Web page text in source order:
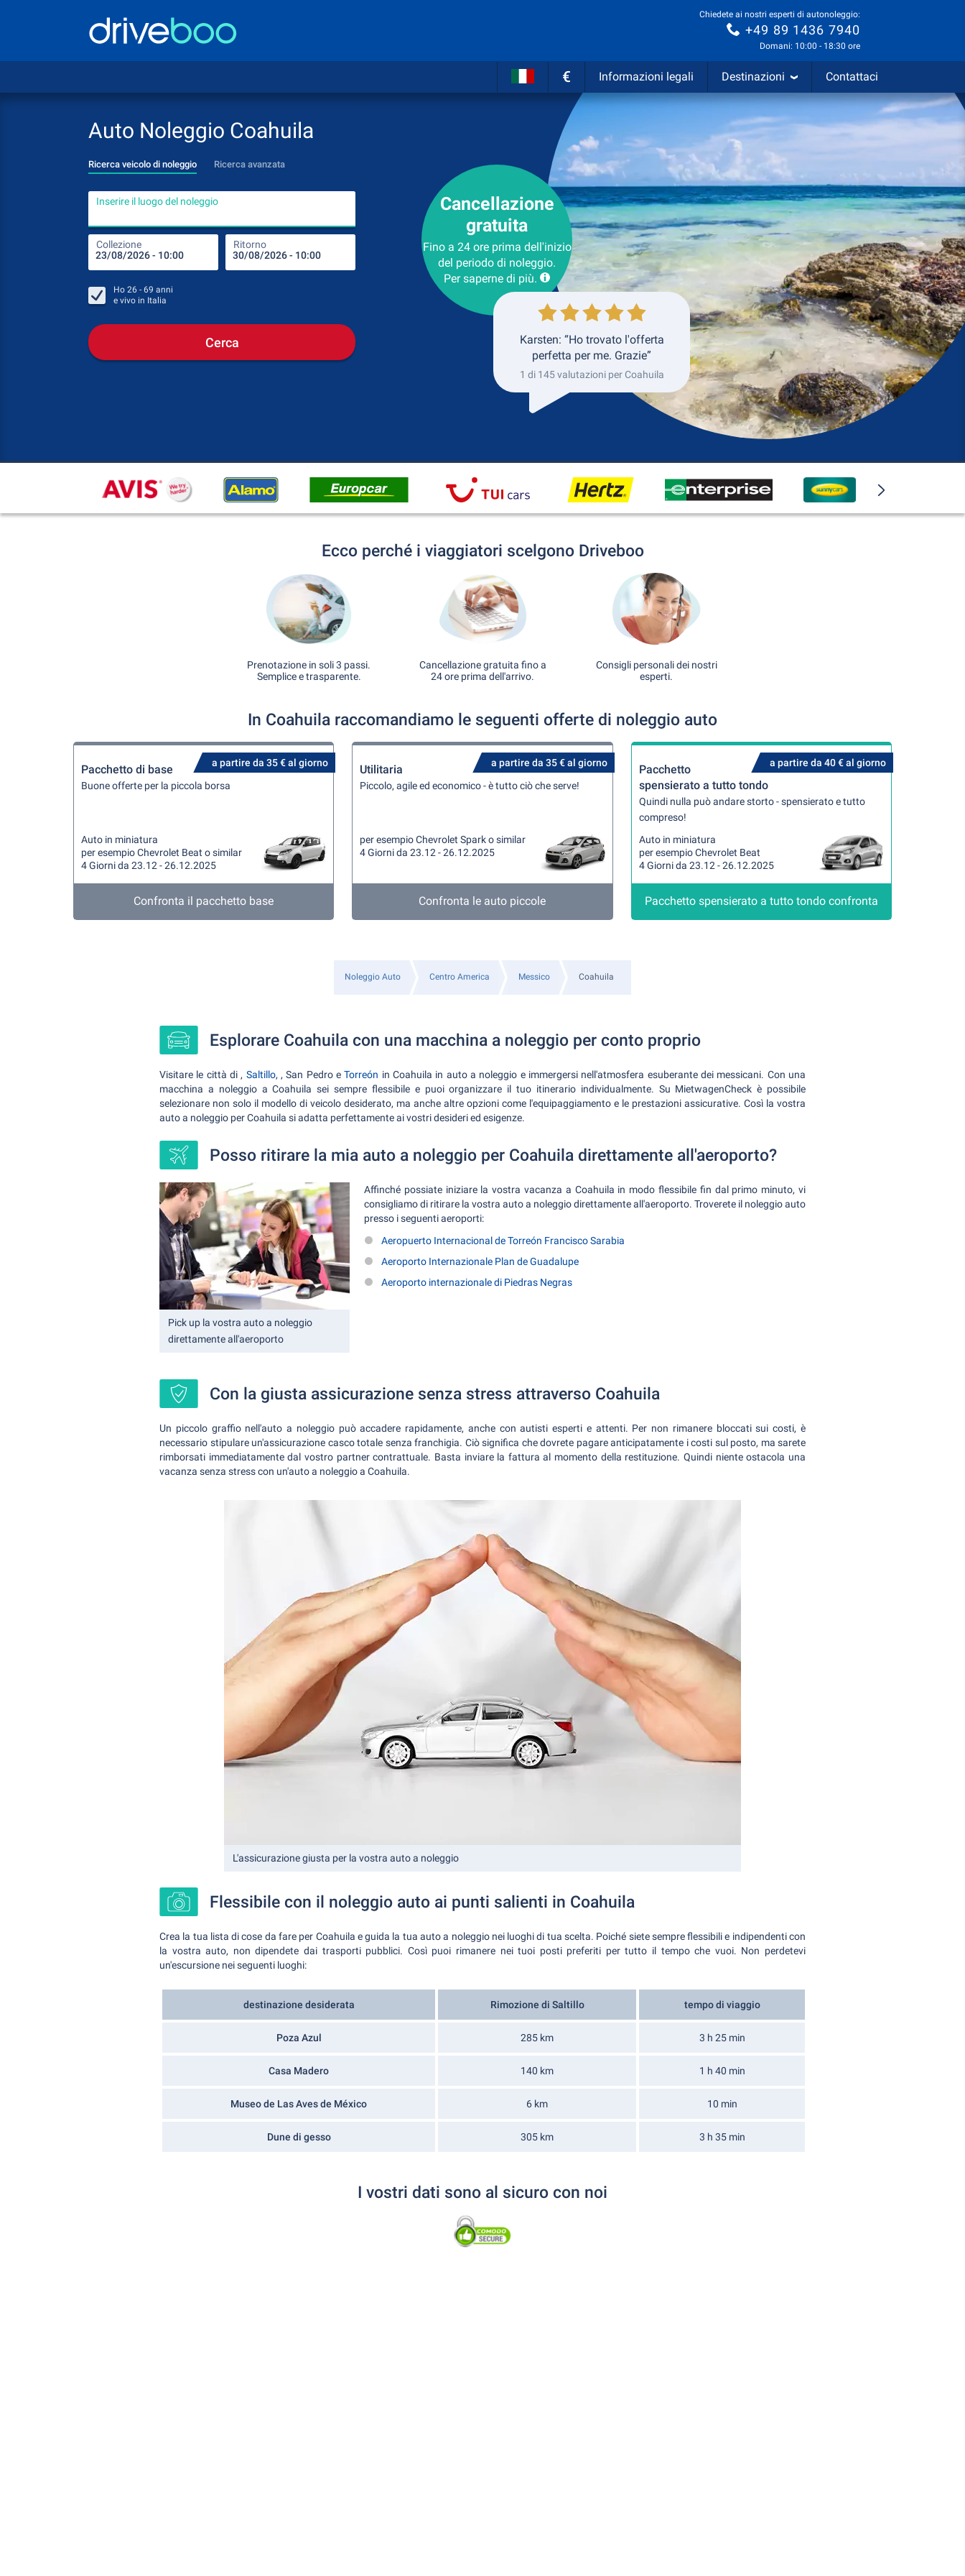
Chiedete ai nostri esperti di autonoleggio:
+49 89 1436 7940
Domani: 10:00 - 18:30 ore
€ Informazioni legali Destinazioni Contattaci
Auto Noleggio Coahuila
Ricerca veicolo di noleggio Ricerca avanzata
Inserire il luogo del noleggio
Collezione Ritorno
Inserire il luogo del noleggio
Luogo di ritorno
Ritorno
Ho 26 - 69 anni
e vivo in Italia
Cerca
Cancellazione
gratuita
Fino a 24 ore prima dell'inizio
del periodo di noleggio.
Per saperne di più.
Karsten: “Ho trovato l'offerta
perfetta per me. Grazie”
1 di 145 valutazioni per Coahuila
Ecco perché i viaggiatori scelgono Driveboo
Prenotazione in soli 3 passi.
Semplice e trasparente.
Cancellazione gratuita fino a
24 ore prima dell'arrivo.
Consigli personali dei nostri
esperti.
In Coahuila raccomandiamo le seguenti offerte di noleggio auto
a partire da 35 € al giorno
Pacchetto di base
Buone offerte per la piccola borsa
Auto in miniatura
per esempio Chevrolet Beat o similar
4 Giorni da 23.12 - 26.12.2025
Confronta il pacchetto base
a partire da 35 € al giorno
Utilitaria
Piccolo, agile ed economico - è tutto ciò che serve!
per esempio Chevrolet Spark o similar
4 Giorni da 23.12 - 26.12.2025
Confronta le auto piccole
a partire da 40 € al giorno
Pacchetto
spensierato a tutto tondo
Quindi nulla può andare storto - spensierato e tutto
compreso!
Auto in miniatura
per esempio Chevrolet Beat
4 Giorni da 23.12 - 26.12.2025
Pacchetto spensierato a tutto tondo confronta
Noleggio Auto Centro America Messico Coahuila
Esplorare Coahuila con una macchina a noleggio per conto proprio
Visitare le città di , Saltillo, , San Pedro eTorreón in Coahuila in auto a noleggio e immergersi nell'atmosfera esuberante dei messicani. Con una
macchina a noleggio a Coahuila sei sempre flessibile e puoi organizzare il tuo itinerario individualmente. Su MietwagenCheck è possibile
selezionare non solo il modello di veicolo desiderato, ma anche altre opzioni come l'equipaggiamento e le prestazioni assicurative. Così la vostra
auto a noleggio per Coahuila si adatta perfettamente ai vostri desideri ed esigenze.
Posso ritirare la mia auto a noleggio per Coahuila direttamente all'aeroporto?
Pick up la vostra auto a noleggio
direttamente all'aeroporto
Affinché possiate iniziare la vostra vacanza a Coahuila in modo flessibile fin dal primo minuto, vi
consigliamo di ritirare la vostra auto a noleggio direttamente all'aeroporto. Troverete il noleggio auto
presso i seguenti aeroporti:
Aeropuerto Internacional de Torreón Francisco Sarabia
Aeroporto Internazionale Plan de Guadalupe
Aeroporto internazionale di Piedras Negras
Con la giusta assicurazione senza stress attraverso Coahuila
Un piccolo graffio nell'auto a noleggio può accadere rapidamente, anche con autisti esperti e attenti. Per non rimanere bloccati sui costi, è
necessario stipulare un'assicurazione casco totale senza franchigia. Ciò significa che dovrete pagare anticipatamente i costi sul posto, ma sarete
rimborsati immediatamente dal vostro partner contrattuale. Basta inviare la fattura al momento della restituzione. Quindi niente ostacola una
vacanza senza stress con un'auto a noleggio a Coahuila.
L'assicurazione giusta per la vostra auto a noleggio
Flessibile con il noleggio auto ai punti salienti in Coahuila
Crea la tua lista di cose da fare per Coahuila e guida la tua auto a noleggio nei luoghi di tua scelta. Poiché siete sempre flessibili e indipendenti con
la vostra auto, non dipendete dai trasporti pubblici. Così puoi rimanere nei tuoi posti preferiti per tutto il tempo che vuoi. Non perdetevi
un'escursione nei seguenti luoghi:
destinazione desiderata Rimozione di Saltillo tempo di viaggio
Poza Azul 285 km 3 h 25 min
Casa Madero 140 km 1 h 40 min
Museo de Las Aves de México 6 km 10 min
Dune di gesso 305 km 3 h 35 min
I vostri dati sono al sicuro con noi